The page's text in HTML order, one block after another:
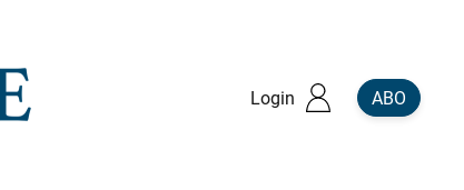
Login ABO